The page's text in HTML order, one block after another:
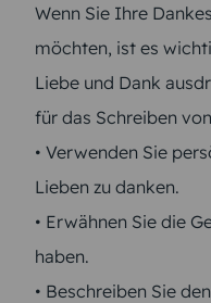
Wenn Sie Ihre
möchten, ist es
Liebe und Dank
für das Schreiben
• Verwenden Sie
Lieben zu danken.
• Erwähnen Sie die
haben.
• Beschreiben Sie